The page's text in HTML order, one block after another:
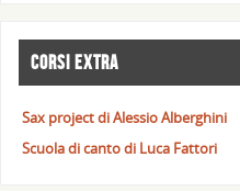
CORSI EXTRA
Sax project di Alessio Alberghini
Scuola di canto di Luca Fattori